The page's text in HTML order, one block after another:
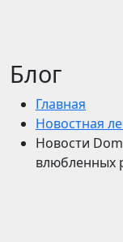
Блог
Главная
Новостная
Новости
влюбленных